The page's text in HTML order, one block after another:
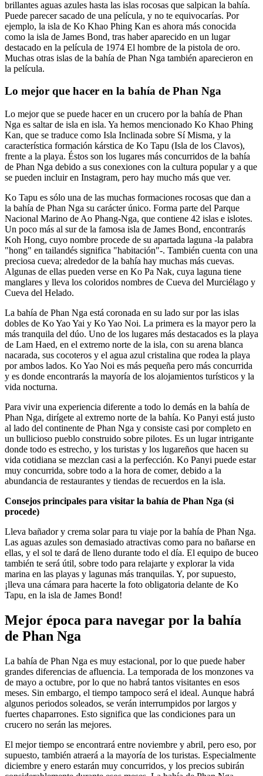
brillantes aguas azules hasta las islas rocosas que salpican la bahía.
Puede parecer sacado de una película, y no te equivocarías. Por
ejemplo, la isla de Ko Khao Phing Kan es ahora más conocida
como la isla de James Bond, tras haber aparecido en un lugar
destacado en la película de 1974 El hombre de la pistola de oro.
Muchas otras islas de la bahía de Phan Nga también aparecieron en
la película.
Lo mejor que hacer en la bahía de Phan Nga
Lo mejor que se puede hacer en un crucero por la bahía de Phan
Nga es saltar de isla en isla. Ya hemos mencionado Ko Khao Phing
Kan, que se traduce como Isla Inclinada sobre Sí Misma, y la
característica formación kárstica de Ko Tapu (Isla de los Clavos),
frente a la playa. Éstos son los lugares más concurridos de la bahía
de Phan Nga debido a sus conexiones con la cultura popular y a que
se pueden incluir en Instagram, pero hay mucho más que ver.
Ko Tapu es sólo una de las muchas formaciones rocosas que dan a
la bahía de Phan Nga su carácter único. Forma parte del Parque
Nacional Marino de Ao Phang-Nga, que contiene 42 islas e islotes.
Un poco más al sur de la famosa isla de James Bond, encontrarás
Koh Hong, cuyo nombre procede de su apartada laguna -la palabra
"hong" en tailandés significa "habitación"-. También cuenta con una
preciosa cueva; alrededor de la bahía hay muchas más cuevas.
Algunas de ellas pueden verse en Ko Pa Nak, cuya laguna tiene
manglares y lleva los coloridos nombres de Cueva del Murciélago y
Cueva del Helado.
La bahía de Phan Nga está coronada en su lado sur por las islas
dobles de Ko Yao Yai y Ko Yao Noi. La primera es la mayor pero la
más tranquila del dúo. Uno de los lugares más destacados es la playa
de Lam Haed, en el extremo norte de la isla, con su arena blanca
nacarada, sus cocoteros y el agua azul cristalina que rodea la playa
por ambos lados. Ko Yao Noi es más pequeña pero más concurrida
y es donde encontrarás la mayoría de los alojamientos turísticos y la
vida nocturna.
Para vivir una experiencia diferente a todo lo demás en la bahía de
Phan Nga, dirígete al extremo norte de la bahía. Ko Panyi está justo
al lado del continente de Phan Nga y consiste casi por completo en
un bullicioso pueblo construido sobre pilotes. Es un lugar intrigante
donde todo es estrecho, y los turistas y los lugareños que hacen su
vida cotidiana se mezclan casi a la perfección. Ko Panyi puede estar
muy concurrida, sobre todo a la hora de comer, debido a la
abundancia de restaurantes y tiendas de recuerdos en la isla.
Consejos principales para visitar la bahía de Phan Nga (si
procede)
Lleva bañador y crema solar para tu viaje por la bahía de Phan Nga.
Las aguas azules son demasiado atractivas como para no bañarse en
ellas, y el sol te dará de lleno durante todo el día. El equipo de buceo
también te será útil, sobre todo para relajarte y explorar la vida
marina en las playas y lagunas más tranquilas. Y, por supuesto,
¡lleva una cámara para hacerte la foto obligatoria delante de Ko
Tapu, en la isla de James Bond!
Mejor época para navegar por la bahía
de Phan Nga
La bahía de Phan Nga es muy estacional, por lo que puede haber
grandes diferencias de afluencia. La temporada de los monzones va
de mayo a octubre, por lo que no habrá tantos visitantes en esos
meses. Sin embargo, el tiempo tampoco será el ideal. Aunque habrá
algunos periodos soleados, se verán interrumpidos por largos y
fuertes chaparrones. Esto significa que las condiciones para un
crucero no serán las mejores.
El mejor tiempo se encontrará entre noviembre y abril, pero eso, por
supuesto, también atraerá a la mayoría de los turistas. Especialmente
diciembre y enero estarán muy concurridos, y los precios subirán